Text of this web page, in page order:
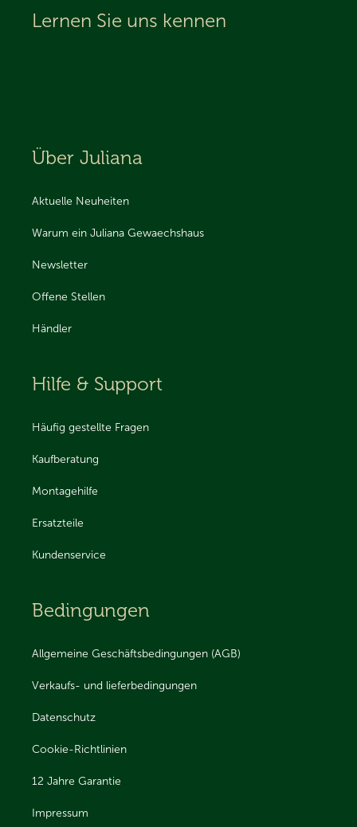
Lernen Sie uns kennen
Über Juliana
Aktuelle Neuheiten
Warum ein Juliana Gewaechshaus
Newsletter
Offene Stellen
Händler
Hilfe & Support
Häufig gestellte Fragen
Kaufberatung
Montagehilfe
Ersatzteile
Kundenservice
Bedingungen
Allgemeine Geschäftsbedingungen (AGB)
Verkaufs- und lieferbedingungen
Datenschutz
Cookie-Richtlinien
12 Jahre Garantie
Impressum